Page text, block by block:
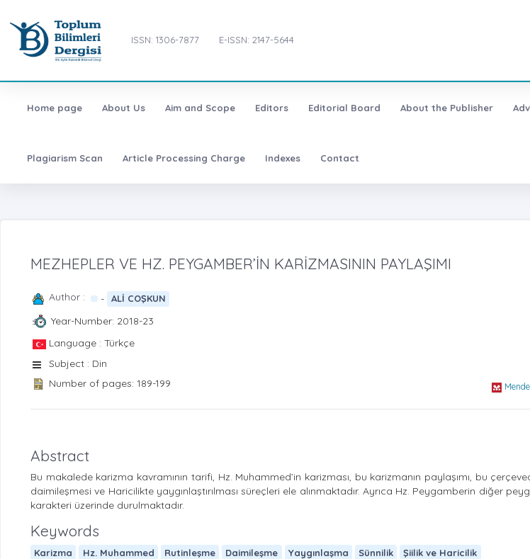
ISSN: 1306-7877 E-ISSN: 2147-5644
Home page About Us Aim and Scope Editors Editorial Board About the Publisher
Plagiarism Scan Article Processing Charge Indexes Contact
MEZHEPLER VE HZ. PEYGAMBER’İN KARİZMASININ PAYLAŞIMI
Author : - ALİ COŞKUN
Year-Number: 2018-23
Language : Türkçe
Subject : Din
Number of pages: 189-199
Abstract
Bu makalede karizma kavramının tarifi, Hz. Muhammed’in karizması, bu karizmanın paylaşımı, bu
daimileşmesi ve Haricilikte yaygınlaştırılması süreçleri ele alınmaktadır. Ayrıca Hz. Peygamberin diğer
karakteri üzerinde durulmaktadır.
Keywords
Karizma Hz. Muhammed Rutinleşme Daimileşme Yaygınlaşma Sünnilik Şiilik ve Haricilik